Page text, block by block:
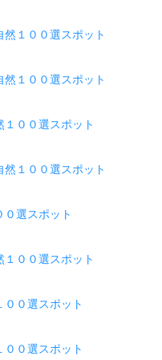
１００選スポット
１００選スポット
００選スポット
１００選スポット
選スポット
００選スポット
０選スポット
０選スポット